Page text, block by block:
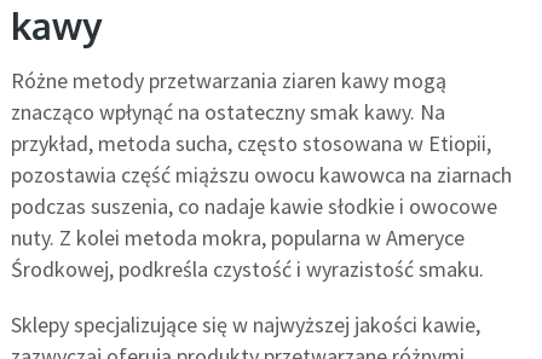
kawy
Różne metody przetwarzania ziaren kawy mogą
znacząco wpłynąć na ostateczny smak kawy. Na
przykład, metoda sucha, często stosowana w Etiopii,
pozostawia część miąższu owocu kawowca na ziarnach
podczas suszenia, co nadaje kawie słodkie i owocowe
nuty. Z kolei metoda mokra, popularna w Ameryce
Środkowej, podkreśla czystość i wyrazistość smaku.
Sklepy specjalizujące się w najwyższej jakości kawie,